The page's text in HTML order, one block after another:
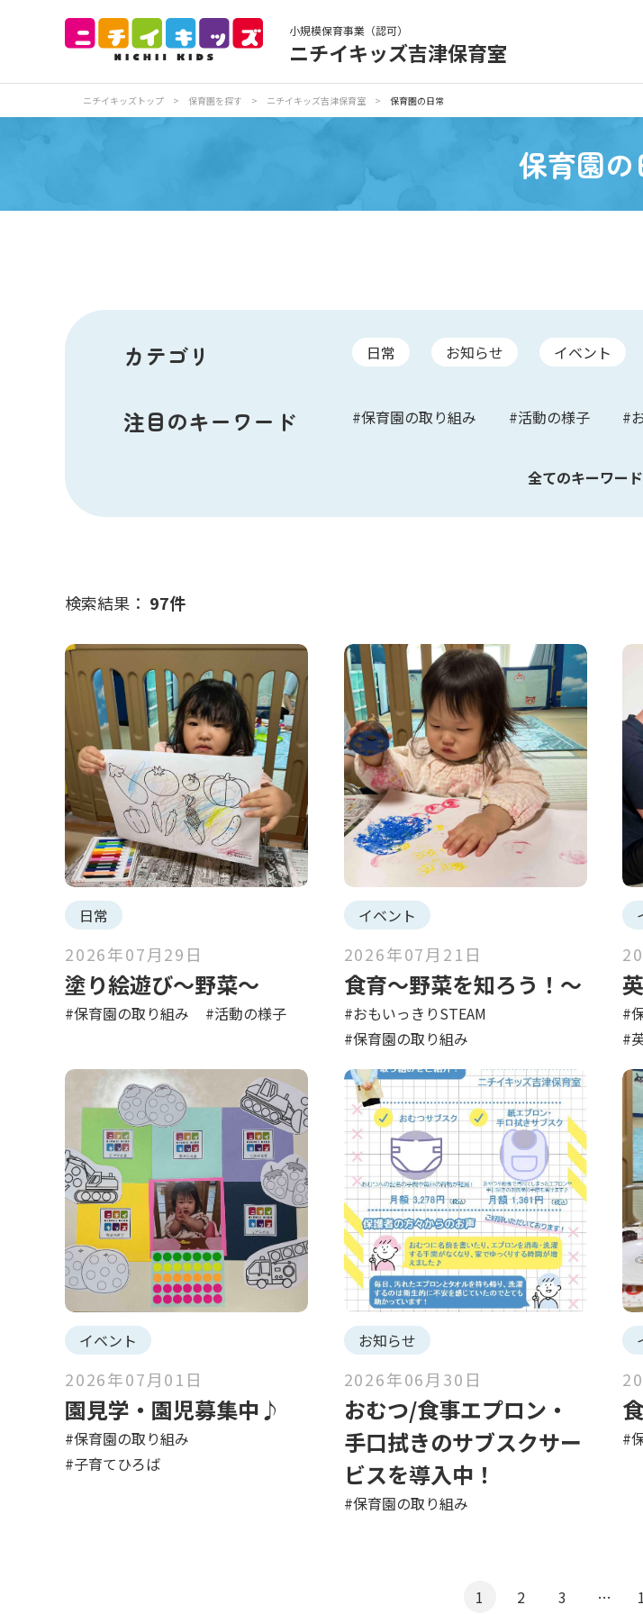
小規模保育事業（認可）
ニチイキッズ吉津保育室
写真販売サービス お
ニチイキッズトップ > 保育園を探す > ニチイキッズ吉津保育室 > 保育園の日常
保育園の
カテゴリ 日常 お知らせ イベント
注目のキーワード #保育園の取り組み #活動の様子 #
全てのキーワード
検索結果： 97件
日常
2026年07月29日
塗り絵遊び〜野菜〜
#保育園の取り組み #活動の様子
イベント
2026年07月21日
食育〜野菜を知ろう！〜
#おもいっきりSTEAM
#保育園の取り組み
#
#
イベント
2026年07月01日
園見学・園児募集中♪
#保育園の取り組み
#子育てひろば
お知らせ
2026年06月30日
おむつ/食事エプロン・
手口拭きのサブスクサー
ビスを導入中！
#保育園の取り組み
#
1 2 3 …